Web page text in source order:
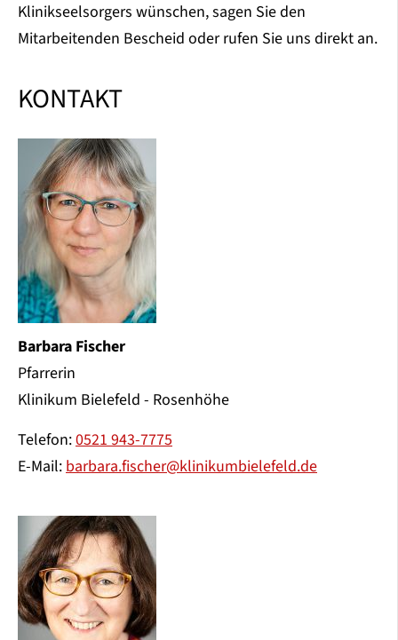
Klinikseelsorgers wünschen, sagen Sie den
Mitarbeitenden Bescheid oder rufen Sie uns direkt an.
KONTAKT
Barbara Fischer
Pfarrerin
Klinikum Bielefeld - Rosenhöhe
Telefon:0521 943-7775
E-Mail:barbara.fischer@klinikumbielefeld.de